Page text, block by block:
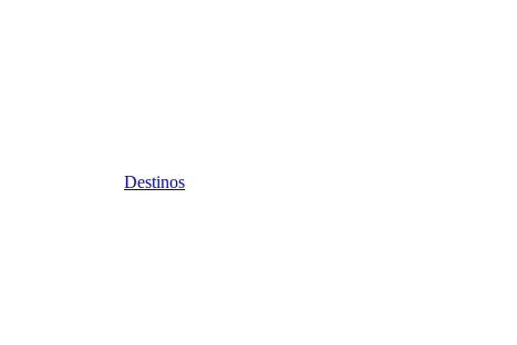
Destinos